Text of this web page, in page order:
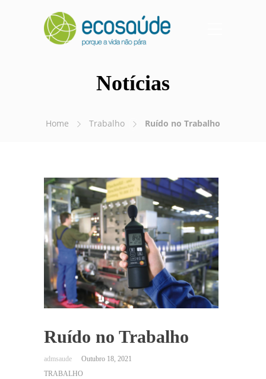
Notícias
Home Trabalho Ruído no Trabalho
Ruído no Trabalho
Outubro 18, 2021
TRABALHO